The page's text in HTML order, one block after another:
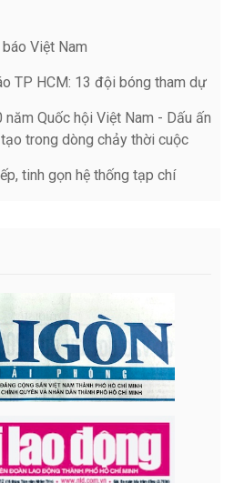
Việt Nam
TP HCM: 13 đội bóng tham dự
Quốc hội Việt Nam - Dấu ấn
trong dòng chảy thời cuộc
tinh gọn hệ thống tạp chí